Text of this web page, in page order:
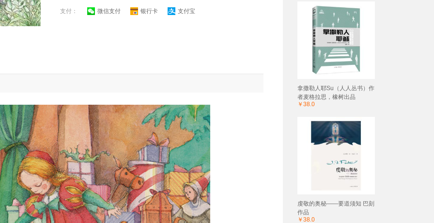
支付： 微信支付 银行卡 支付宝
拿撒勒人耶Su（人人丛书）作
者麦格拉思，橡树出品
￥38.0
虔敬的奥秘——要道须知 巴刻
作品
￥38.0